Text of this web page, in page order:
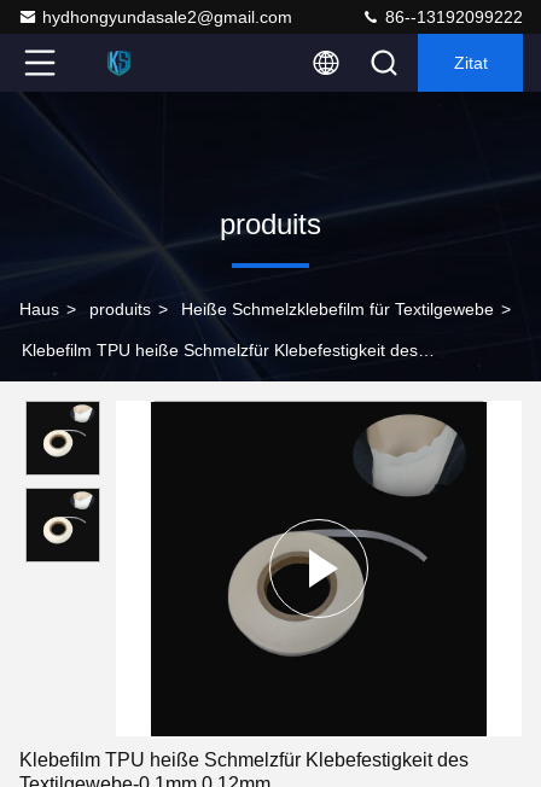
hydhongyundasale2@gmail.com 86--13192099222
Zitat
produits
Haus > produits > Heiße Schmelzklebefilm für Textilgewebe >
Klebefilm TPU heiße Schmelzfür Klebefestigkeit des
Klebefilm TPU heiße Schmelzfür Klebefestigkeit des